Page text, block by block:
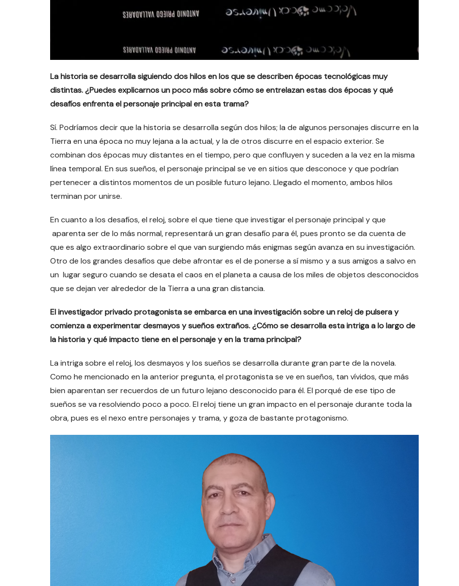
La historia se desarrolla siguiendo dos hilos en los que se describen épocas tecnológicas muy
distintas. ¿Puedes explicarnos un poco más sobre cómo se entrelazan estas dos épocas y qué
desafíos enfrenta el personaje principal en esta trama?
Sí. Podríamos decir que la historia se desarrolla según dos hilos; la de algunos personajes discurre en la
Tierra en una época no muy lejana a la actual, y la de otros discurre en el espacio exterior. Se
combinan dos épocas muy distantes en el tiempo, pero que confluyen y suceden a la vez en la misma
línea temporal. En sus sueños, el personaje principal se ve en sitios que desconoce y que podrían
pertenecer a distintos momentos de un posible futuro lejano. Llegado el momento, ambos hilos
terminan por unirse.
En cuanto a los desafíos, el reloj, sobre el que tiene que investigar el personaje principal y que
aparenta ser de lo más normal, representará un gran desafío para él, pues pronto se da cuenta de
que es algo extraordinario sobre el que van surgiendo más enigmas según avanza en su investigación.
Otro de los grandes desafíos que debe afrontar es el de ponerse a sí mismo y a sus amigos a salvo en
un lugar seguro cuando se desata el caos en el planeta a causa de los miles de objetos desconocidos
que se dejan ver alrededor de la Tierra a una gran distancia.
El investigador privado protagonista se embarca en una investigación sobre un reloj de pulsera y
comienza a experimentar desmayos y sueños extraños. ¿Cómo se desarrolla esta intriga a lo largo de
la historia y qué impacto tiene en el personaje y en la trama principal?
La intriga sobre el reloj, los desmayos y los sueños se desarrolla durante gran parte de la novela.
Como he mencionado en la anterior pregunta, el protagonista se ve en sueños, tan vívidos, que más
bien aparentan ser recuerdos de un futuro lejano desconocido para él. El porqué de ese tipo de
sueños se va resolviendo poco a poco. El reloj tiene un gran impacto en el personaje durante toda la
obra, pues es el nexo entre personajes y trama, y goza de bastante protagonismo.